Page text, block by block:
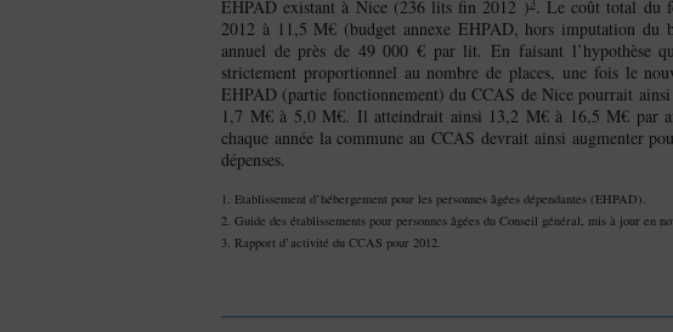
EHPAD existant à Nice (236 lits fin 2012 ) . Le coût total du
2012 à 11,5 M€ (budget annexe EHPAD, hors imputation du
annuel de près de 49 000 € par lit. En faisant l’hypothèse
strictement proportionnel au nombre de places, une fois le
EHPAD (partie fonctionnement) du CCAS de Nice pourrait
1,7 M€ à 5,0 M€. Il atteindrait ainsi 13,2 M€ à 16,5 M€ par
chaque année la commune au CCAS devrait ainsi augmenter
dépenses.
1. Etablissement d’hébergement pour les personnes âgées dépendantes (EHPAD).
2. Guide des établissements pour personnes âgées du Conseil général, mis à jour en
3. Rapport d’activité du CCAS pour 2012.